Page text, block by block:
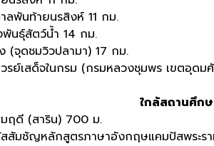
ลพันท้ายนรสิงห์ 11 กม.
นธุ์สัตว์น้ำ 14 กม.
(จุดชมวิวปลามา) 17 กม.
วรย์เสด็จในกรม (กรมหลวงชุมพร เขตอุดม
ใกล้สถานศึก
มฤดี (สาริน) 700 ม.
สสัมชัญหลักสูตรภาษาอังกฤษแคมปัสพระร